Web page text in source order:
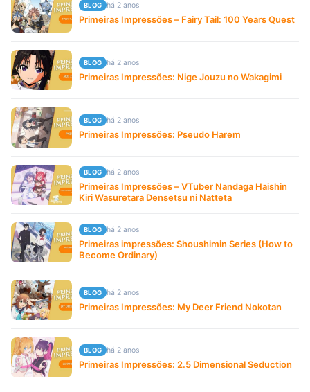
BLOG há 2 anos
Primeiras Impressões – Fairy Tail: 100 Years Quest
BLOG há 2 anos
Primeiras Impressões: Nige Jouzu no Wakagimi
BLOG há 2 anos
Primeiras Impressões: Pseudo Harem
BLOG há 2 anos
Primeiras Impressões – VTuber Nandaga Haishin
Kiri Wasuretara Densetsu ni Natteta
BLOG há 2 anos
Primeiras impressões: Shoushimin Series (How to
Become Ordinary)
BLOG há 2 anos
Primeiras Impressões: My Deer Friend Nokotan
BLOG há 2 anos
Primeiras Impressões: 2.5 Dimensional Seduction